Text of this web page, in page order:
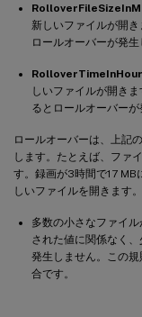
新しいファイルが開
ロールオーバーが発
しいファイルが開き
るとロールオーバー
ロールオーバーは、上記
します。たとえば、ファ
す。録画が3時間で17 MB
しいファイルを開きます。
多数の小さなファイ
された値に関係なく
発生しません。この
合です。